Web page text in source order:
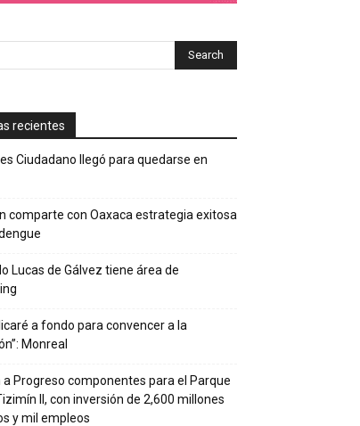
recientes
Ciudadano llegó para quedarse en
comparte con Oaxaca estrategia exitosa
Lucas de Gálvez tiene área de
a fondo para convencer a la
Monreal
a Progreso componentes para el Parque
II, con inversión de 2,600 millones
y mil empleos